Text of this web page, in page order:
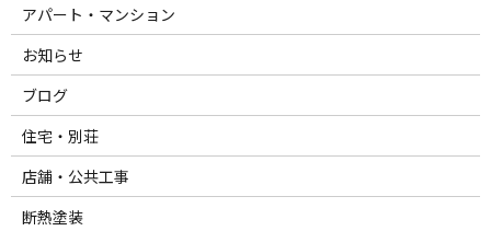
アパート・マンション
お知らせ
ブログ
住宅・別荘
店舗・公共工事
断熱塗装